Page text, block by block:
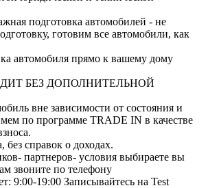
подготовка автомобилей - не
готовим все автомобили, как
автомобиля прямо к вашему дому
БЕЗ ДОПОЛНИТЕЛЬНОЙ
вне зависимости от состояния и
по программе ТRАDЕ IN в качестве
без справок о доходах.
партнеров- условия выбираете вы
звоните по телефону
9:00-19:00 Записывайтесь на Test